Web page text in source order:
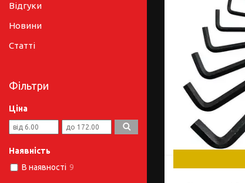
Відгуки
Новини
Статті
Фільтри
Ціна
Наявність
В наявності 9